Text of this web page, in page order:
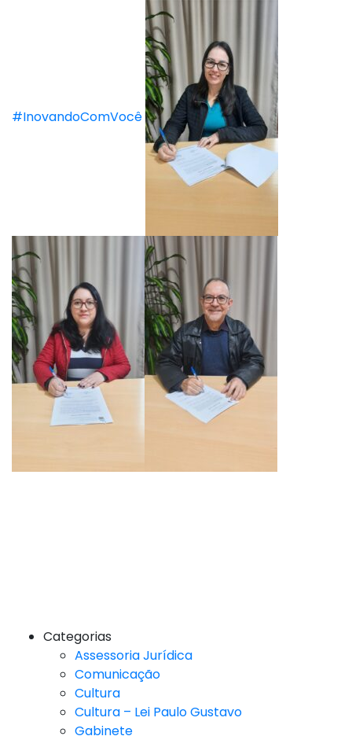
#InovandoComVocê
Categorias
Assessoria Jurídica
Comunicação
Cultura
Cultura – Lei Paulo Gustavo
Gabinete